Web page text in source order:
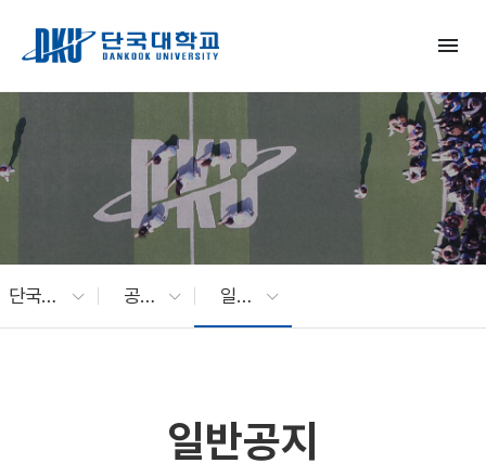
menu
단국대 소식 공지사항 일반공지
일반공지